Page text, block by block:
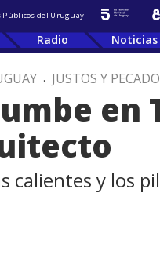
Públicos del Uruguay
Radio Noticias
. JUSTOS Y
en
calientes y los